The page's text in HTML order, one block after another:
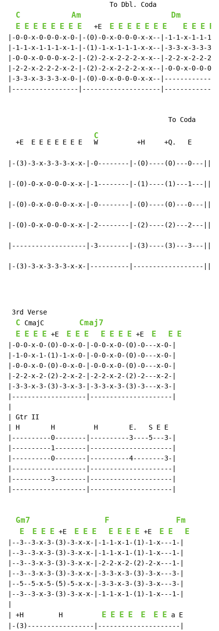
                          To Dbl. Coda
C Am
Dm
E
E E E E E E E
   +E
E E E E E E E E E E E
|-0-0-x-0-0-0-x-0-|-(0)-0-x-0-0-0-x-x--|-1-1-x-1-1-1-
|-1-1-x-1-1-1-x-1-|-(1)-1-x-1-1-1-x-x--|-3-3-x-3-3-3-
|-0-0-x-0-0-0-x-2-|-(2)-2-x-2-2-2-x-x--|-2-2-x-2-2-2-
|-2-2-x-2-2-2-x-2-|-(2)-2-x-2-2-2-x-x--|-0-0-x-0-0-0-
|-3-3-x-3-3-3-x-0-|-(0)-0-x-0-0-0-x-x--
|-----------------|--------------------
  +E  E E E E E E E
C
W          +H     +Q.   E
|-(3)-3-x-3-3-3-x-x-|-0--------|-(0)----(0)---0---||
|-(0)-0-x-0-0-0-x-x-|-1--------|-(1)----(1)---1---||
|-(0)-0-x-0-0-0-x-x-|-0--------|-(0)----(0)---0---||
|-(0)-0-x-0-0-0-x-x-|-2--------|-(2)----(2)---2---||
|-------------------|-3--------|-(3)----(3)---3---||
|-(3)-3-x-3-3-3-x-x-|----------|------------------||
3rd Verse
C CmajC Cmaj7
E
E E E +E E E E E E E E +E E E E
|-0-0-x-0-(0)-0-x-0-|-0-0-x-0-(0)-0---x-0-|
|-1-0-x-1-(1)-1-x-0-|-0-0-x-0-(0)-0---x-0-|
|-0-0-x-0-(0)-0-x-0-|-0-0-x-0-(0)-0---x-0-|
|-2-2-x-2-(2)-2-x-2-|-2-2-x-2-(2)-2---x-2-|
|-3-3-x-3-(3)-3-x-3-|-3-3-x-3-(3)-3---x-3-|
|-------------------|---------------------|
| Gtr II
| H        H          H        E.   S E E
|----------0--------|----------3----5---3-|
|----------1--------|---------------------|
|----------0--------|----------4--------3-|
|-------------------|---------------------|
|----------3--------|---------------------|
|-------------------|---------------------|
Gm7 F
Fm
E
E E E +E E E E E E E E +E E E E
|--3--3-x-3-(3)-3-x-x-|-1-1-x-1-(1)-1-x---1-|
|--3--3-x-3-(3)-3-x-x-|-1-1-x-1-(1)-1-x---1-|
|--3--3-x-3-(3)-3-x-x-|-2-2-x-2-(2)-2-x---1-|
|--3--3-x-3-(3)-3-x-x-|-3-3-x-3-(3)-3-x---3-|
|--5--5-x-5-(5)-5-x-x-|-3-3-x-3-(3)-3-x---3-|
|--3--3-x-3-(3)-3-x-x-|-1-1-x-1-(1)-1-x---1-|
| +H         H
E E E E E E E a E
|-(3)-----------------|---------------------|